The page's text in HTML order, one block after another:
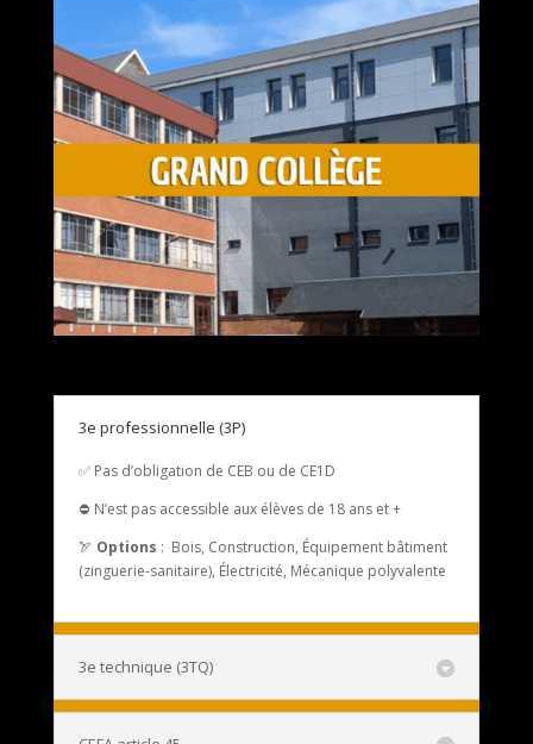
3e professionnelle (3P)
✅ Pas d’obligation de CEB ou de CE1D
⛔ N’est pas accessible aux élèves de 18 ans et +
🏹 Options : Bois, Construction, Équipement bâtiment
(zinguerie-sanitaire), Électricité, Mécanique polyvalente
3e technique (3TQ)